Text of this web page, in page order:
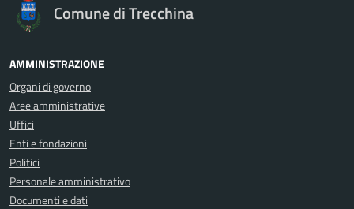
Comune di Trecchina
AMMINISTRAZIONE
Organi di governo
Aree amministrative
Uffici
Enti e fondazioni
Politici
Personale amministrativo
Documenti e dati